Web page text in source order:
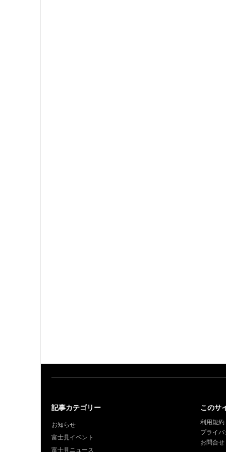
記事カテゴリー
お知らせ
富士見イベント
富士見ニュース
このサ
利用規約
プライ
お問合せ